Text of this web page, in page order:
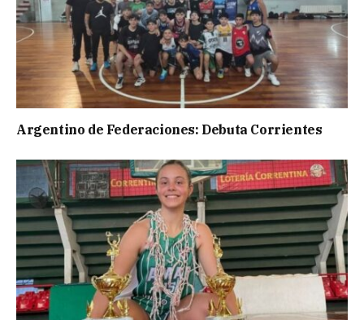
Argentino de Federaciones: Debuta Corrientes